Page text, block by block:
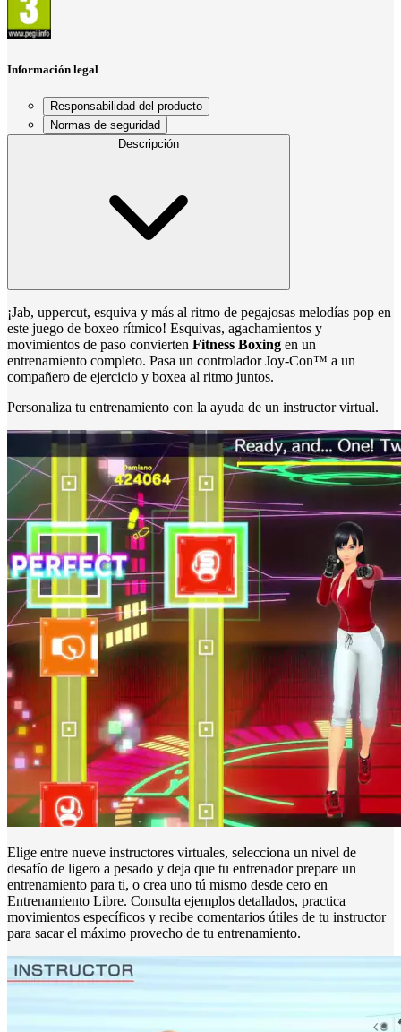
Información legal
Responsabilidad del producto
Normas de seguridad
Descripción
¡Jab, uppercut, esquiva y más al ritmo de pegajosas melodías pop en
este juego de boxeo rítmico! Esquivas, agachamientos y
movimientos de paso convierten Fitness Boxing en un
entrenamiento completo. Pasa un controlador Joy-Con™ a un
compañero de ejercicio y boxea al ritmo juntos.
Personaliza tu entrenamiento con la ayuda de un instructor virtual.
Elige entre nueve instructores virtuales, selecciona un nivel de
desafío de ligero a pesado y deja que tu entrenador prepare un
entrenamiento para ti, o crea uno tú mismo desde cero en
Entrenamiento Libre. Consulta ejemplos detallados, practica
movimientos específicos y recibe comentarios útiles de tu instructor
para sacar el máximo provecho de tu entrenamiento.